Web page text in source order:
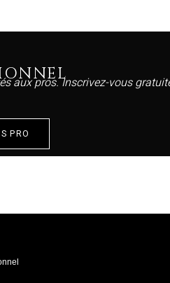
aux pros. Inscrivez-vous
PRO